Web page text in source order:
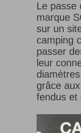
Le passe
marque
sur un
camping
passer
leur
grâce
fendus et